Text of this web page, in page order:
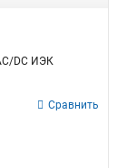
DC ИЭК
Сравнить